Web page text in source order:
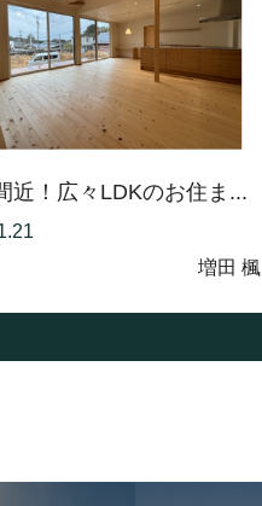
近！広々LDKのお住ま...
増田 楓